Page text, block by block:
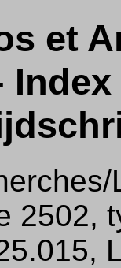
et
2502,